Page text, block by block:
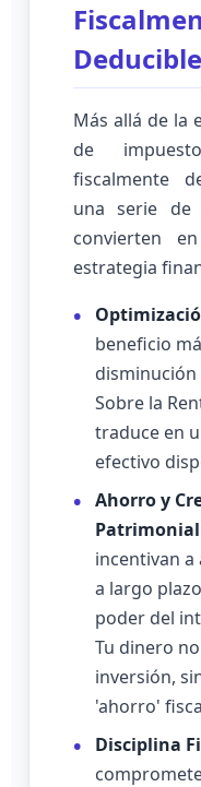
Más allá de la
de
fiscalmente
una serie de
convierten
estrategia
beneficio
Sobre la
traduce en
efectivo
Ahorro y
incentivan
a largo
poder del
Tu dinero
inversión,
'ahorro'
Disciplina